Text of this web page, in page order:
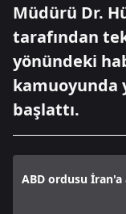
Müdürü Dr.
tarafından
yönündeki
kamuoyunda
başlattı.
ABD ordusu